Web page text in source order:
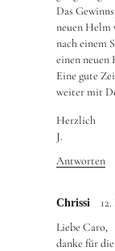
Das
neuen Helm
nach einem
einen neuen
Eine gute
weiter mit
Herzlich
J.
Antworten
Chrissi
Liebe Caro,
danke für